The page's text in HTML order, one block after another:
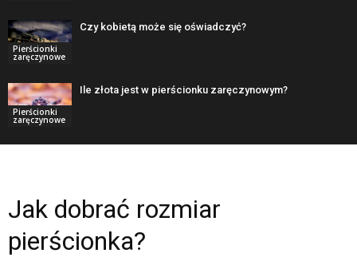
Pierścionki
zaręczynowe
Czy kobietą może się oświadczyć?
Pierścionki
zaręczynowe
Ile złota jest w pierścionku zaręczynowym?
Jak dobrać rozmiar
pierścionka?